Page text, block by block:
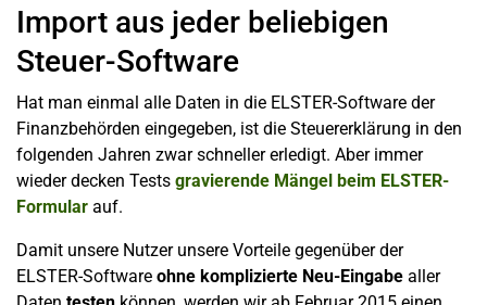
Import aus jeder beliebigen
Steuer-Software
Hat man einmal alle Daten in die ELSTER-Software der
Finanzbehörden eingegeben, ist die Steuererklärung in den
folgenden Jahren zwar schneller erledigt. Aber immer
wieder decken Tests gravierende Mängel beim ELSTER-
Formular auf.
Damit unsere Nutzer unsere Vorteile gegenüber der
ELSTER-Software ohne komplizierte Neu-Eingabe aller